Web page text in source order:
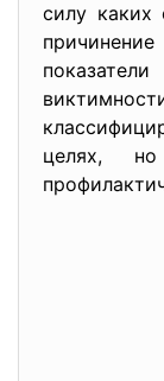
силу каких
целях,